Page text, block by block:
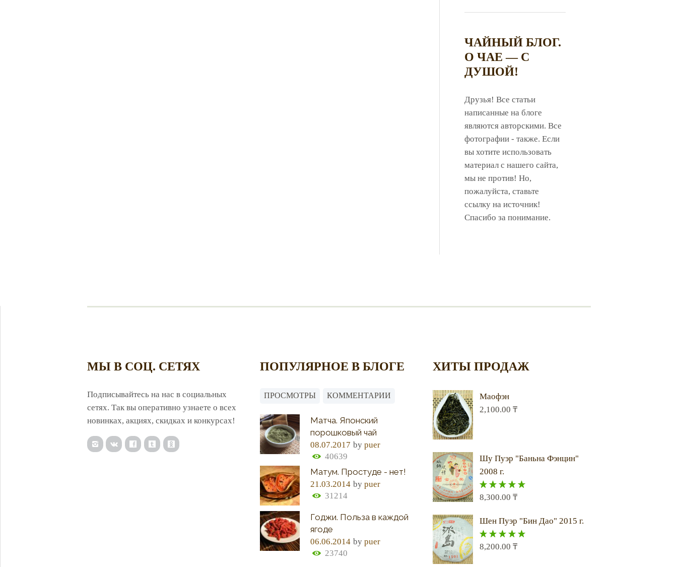
ЧАЙНЫЙ БЛОГ.
О ЧАЕ — С
ДУШОЙ!
Друзья! Все статьи
написанные на блоге
являются авторскими. Все
фотографии - также. Если
вы хотите использовать
материал с нашего сайта,
мы не против! Но,
пожалуйста, ставьте
ссылку на источник!
Спасибо за понимание.
МЫ В СОЦ. СЕТЯХ
Подписывайтесь на нас в социальных
сетях. Так вы оперативно узнаете о всех
новинках, акциях, скидках и конкурсах!
ПОПУЛЯРНОЕ В БЛОГЕ
ПРОСМОТРЫ КОММЕНТАРИИ
Матча. Японский
порошковый чай
08.07.2017 bypuer
40639
Матум. Простуде - нет!
21.03.2014 bypuer
31214
Годжи. Польза в каждой
ягоде
06.06.2014 bypuer
23740
ХИТЫ ПРОДАЖ
Маофэн
2,100.00 ₸
Шу Пуэр "Баньна Фэнцин"
2008 г.
Оценка5.00
8,300.00 ₸
Шен Пуэр "Бин Дао" 2015 г.
Оценка5.00
8,200.00 ₸